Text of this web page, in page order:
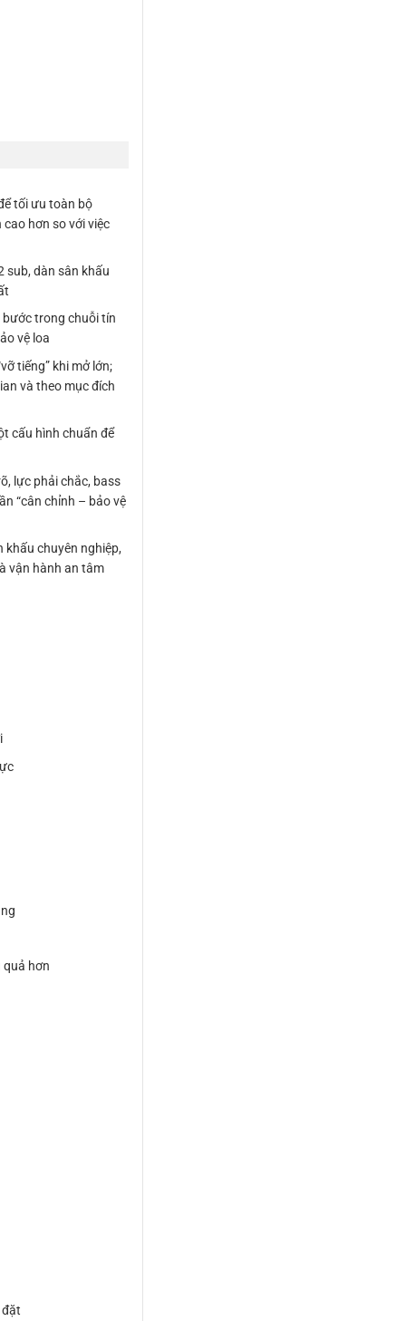
tối ưu toàn bộ
hơn so với việc
sub, dàn sân khấu
bước trong chuỗi tín
vệ loa
tiếng” khi mở lớn;
và theo mục đích
cấu hình chuẩn để
lực phải chắc, bass
“cân chỉnh – bảo vệ
khấu chuyên nghiệp,
vận hành an tâm
quả hơn
đặt